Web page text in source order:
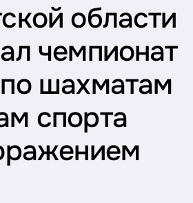
области
чемпионат
шахматам
спорта